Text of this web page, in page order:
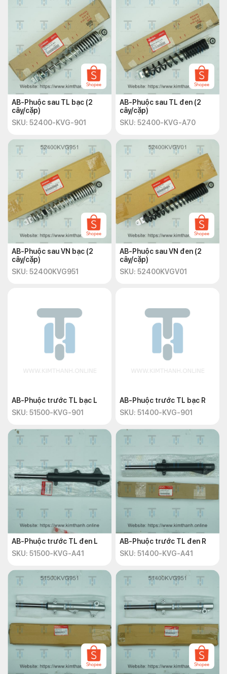
AB-Phuộc sau TL bạc (2
cây/cặp)
SKU: 52400-KVG-901
AB-Phuộc sau TL đen (2
cây/cặp)
SKU: 52400-KVG-A70
AB-Phuộc sau VN bạc (2
cây/cặp)
SKU: 52400KVG951
AB-Phuộc sau VN đen (2
cây/cặp)
SKU: 52400KVGV01
AB-Phuộc trước TL bạc L
SKU: 51500-KVG-901
AB-Phuộc trước TL bạc R
SKU: 51400-KVG-901
AB-Phuộc trước TL đen L
SKU: 51500-KVG-A41
AB-Phuộc trước TL đen R
SKU: 51400-KVG-A41